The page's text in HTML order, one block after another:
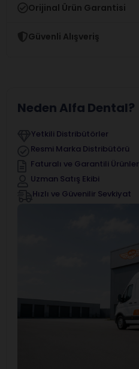
Orijinal Ürün Garantisi
Güvenli Alışveriş
Neden Alfa Dental?
Yetkili Distribütörler
Resmi Marka Distribütörü
Faturalı ve Garantili Ürünler
Uzman Satış Ekibi
Hızlı ve Güvenilir Sevkiyat